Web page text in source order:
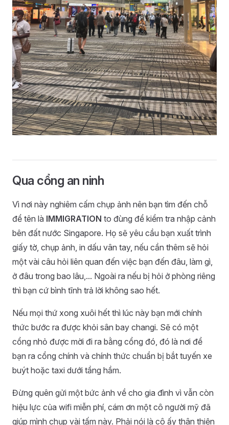
Qua cổng an ninh
Vì nơi này nghiêm cấm chụp ảnh nên bạn tìm đến chỗ
để tên là IMMIGRATION to đùng để kiểm tra nhập cảnh
bên đất nước Singapore. Họ sẽ yêu cầu bạn xuất trình
giấy tờ, chụp ảnh, in dấu vân tay, nếu cần thêm sẽ hỏi
một vài câu hỏi liên quan đến việc bạn đến đâu, làm gì,
ở đâu trong bao lâu,... Ngoài ra nếu bị hỏi ở phòng riêng
thì bạn cứ bình tĩnh trả lời không sao hết.
Nếu mọi thứ xong xuôi hết thì lúc này bạn mới chính
thức bước ra được khỏi sân bay changi. Sẽ có một
cổng nhỏ được mời đi ra bằng cổng đó, đó là nơi để
bạn ra cổng chính và chính thức chuẩn bị bắt tuyến xe
buýt hoặc taxi dưới tầng hầm.
Đừng quên gửi một bức ảnh về cho gia đình vì vẫn còn
hiệu lực của wifi miễn phí, cám ơn một cô người mỹ đã
giúp mình chụp vài tấm này. Phải nói là cô ấy thân thiện